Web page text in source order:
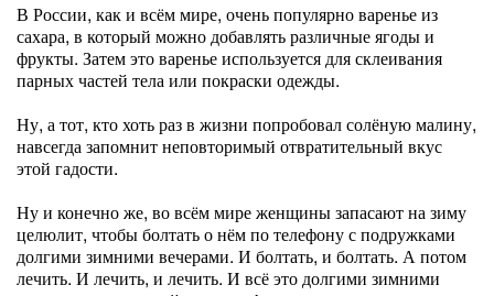
В России, как и всём мире, очень популярно варенье из
сахара, в который можно добавлять различные ягоды и
фрукты. Затем это варенье используется для склеивания
парных частей тела или покраски одежды.
Ну, а тот, кто хоть раз в жизни попробовал солёную малину,
навсегда запомнит неповторимый отвратительный вкус
этой гадости.
Ну и конечно же, во всём мире женщины запасают на зиму
целюлит, чтобы болтать о нём по телефону с подружками
долгими зимними вечерами. И болтать, и болтать. А потом
лечить. И лечить, и лечить. И всё это долгими зимними